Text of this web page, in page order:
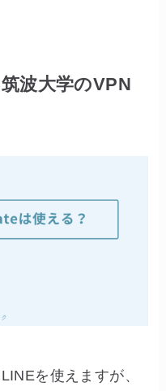
波大学のVPN
を使えますが、